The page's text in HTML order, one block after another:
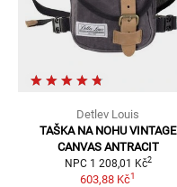
Detlev Louis
TAŠKA NA NOHU VINTAGE
CANVAS ANTRACIT
NPC 1 208,01 Kč2
603,88 Kč1